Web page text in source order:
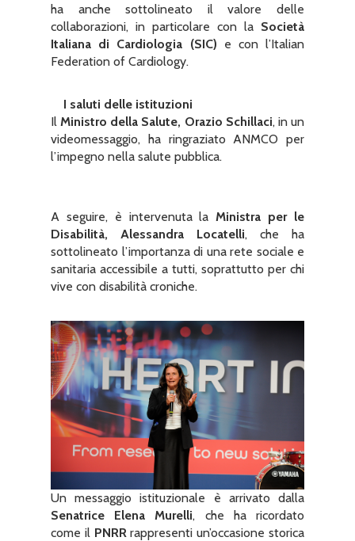
ha anche sottolineato il valore delle
collaborazioni, in particolare con la Società
Italiana di Cardiologia (SIC) e con l’Italian
Federation of Cardiology.
I saluti delle istituzioni
Il Ministro della Salute, Orazio Schillaci, in un
videomessaggio, ha ringraziato ANMCO per
l’impegno nella salute pubblica.
A seguire, è intervenuta la Ministra per le
Disabilità, Alessandra Locatelli, che ha
sottolineato l’importanza di una rete sociale e
sanitaria accessibile a tutti, soprattutto per chi
vive con disabilità croniche.
Un messaggio istituzionale è arrivato dalla
Senatrice Elena Murelli, che ha ricordato
come il PNRR rappresenti un’occasione storica